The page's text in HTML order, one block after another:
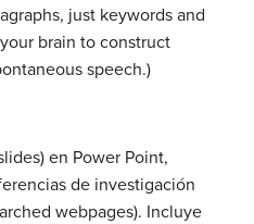
just keywords and
brain to construct
speech.)
en Power Point,
de investigación
webpages). Incluye